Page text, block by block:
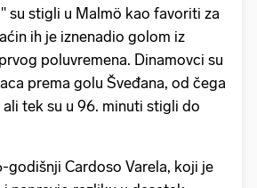
su stigli u Malmö kao favoriti za
ih je iznenadio golom iz
poluvremena. Dinamovci su
prema golu Šveđana, od čega
tek su u 96. minuti stigli do
godišnji Cardoso Varela, koji je